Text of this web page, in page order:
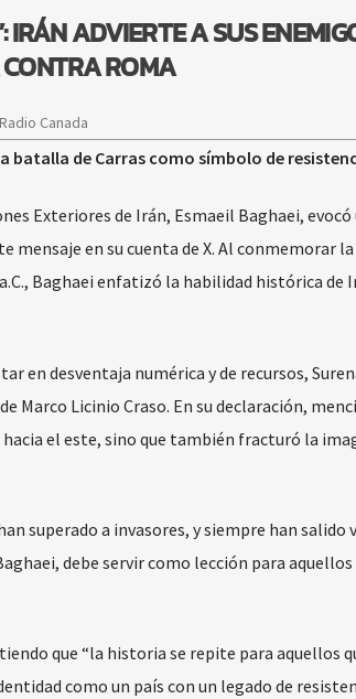
IRÁN ADVIERTE A SUS
ROMA
Canada
batalla de Carras como símbolo de
Exteriores de Irán, Esmaeil Baghaei,
en su cuenta de X. Al conmemorar
Baghaei enfatizó la habilidad histórica de
en desventaja numérica y de recursos,
Marco Licinio Craso. En su declaración,
el este, sino que también fracturó la
superado a invasores, y siempre han
debe servir como lección para
que “la historia se repite para aquellos
como un país con un legado de